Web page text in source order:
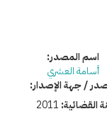
القضائية: 2011
اسم المصدر:
أسامة العشري
/ جهة الإصدار: